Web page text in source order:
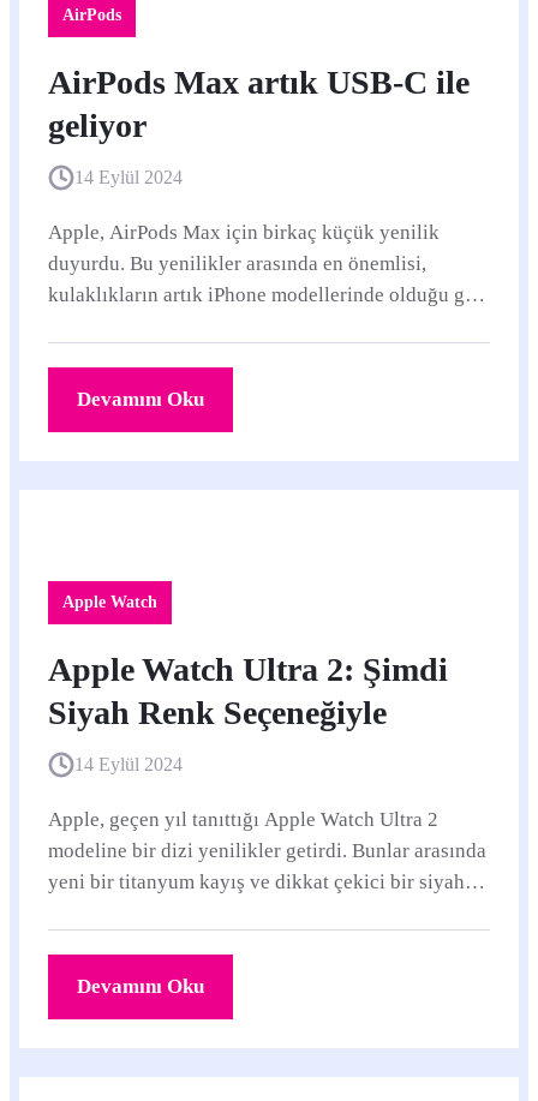
AirPods
AirPods Max artık USB-C ile
geliyor
14 Eylül 2024
Apple, AirPods Max için birkaç küçük yenilik
duyurdu. Bu yenilikler arasında en önemlisi,
kulaklıkların artık iPhone modellerinde olduğu gibi
Devamını Oku
Apple Watch
Apple Watch Ultra 2: Şimdi
Siyah Renk Seçeneğiyle
14 Eylül 2024
Apple, geçen yıl tanıttığı Apple Watch Ultra 2
modeline bir dizi yenilikler getirdi. Bunlar arasında
yeni bir titanyum kayış ve dikkat çekici bir siyah
Devamını Oku